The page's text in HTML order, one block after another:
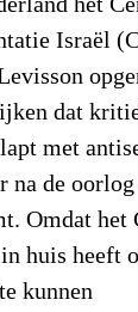
Israël
dat
met
na de
Omdat het
huis heeft
kunnen